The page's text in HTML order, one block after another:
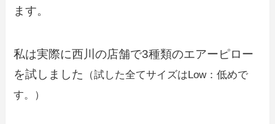
ます。
私は実際に西川の店舗で3種類のエアーピロー
を試しました
（試した全てサイズはLow：低めで
す。）